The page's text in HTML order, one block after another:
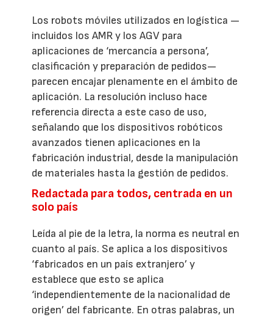
Los robots móviles utilizados en logística —
incluidos los AMR y los AGV para
aplicaciones de ‘mercancía a persona’,
clasificación y preparación de pedidos—
parecen encajar plenamente en el ámbito de
aplicación. La resolución incluso hace
referencia directa a este caso de uso,
señalando que los dispositivos robóticos
avanzados tienen aplicaciones en la
fabricación industrial, desde la manipulación
de materiales hasta la gestión de pedidos.
Redactada para todos, centrada en un
solo país
Leída al pie de la letra, la norma es neutral en
cuanto al país. Se aplica a los dispositivos
‘fabricados en un país extranjero’ y
establece que esto se aplica
‘independientemente de la nacionalidad de
origen’ del fabricante. En otras palabras, un